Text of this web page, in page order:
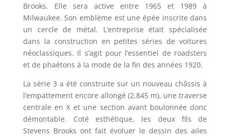
Brooks. Elle sera active entre 1965 et 1989 à
Milwaukee. Son emblème est une épée inscrite dans
un cercle de métal. L’entreprise était spécialisée
dans la construction en petites séries de voitures
néoclassiques. Il s’agit pour l’essentiel de roadsters
et de phaétons à la mode de la fin des années 1920.
La série 3 a été construite sur un nouveau châssis à
l’empattement encore allongé (2,845 m), une traverse
centrale en X et une section avant boulonnée donc
démontable. Coté esthétique, les deux fils de
Stevens Brooks ont fait évoluer le dessin des ailes